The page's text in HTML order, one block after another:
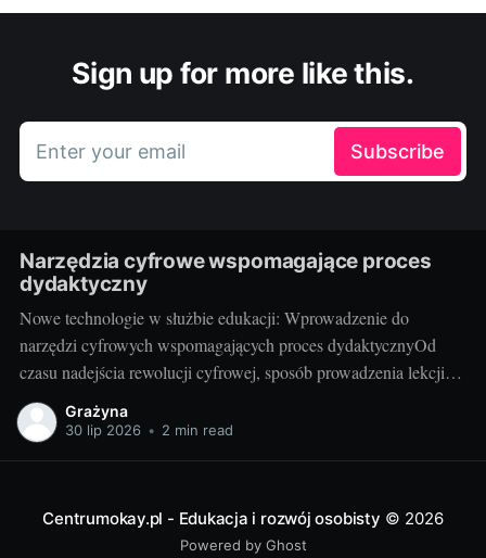
Sign up for more like this.
Enter your email Subscribe
Narzędzia cyfrowe wspomagające proces
dydaktyczny
Nowe technologie w służbie edukacji: Wprowadzenie do
narzędzi cyfrowych wspomagających proces dydaktycznyOd
czasu nadejścia rewolucji cyfrowej, sposób prowadzenia lekcji
przechodzi gwałtowną transformację. Narzędzia cyfrowe, takie
jak programy edukacyjne, aplikacje czy platformy e-learningowe,
swojej oferty dydaktycznej i ułatwiają
Grażyna
30 lip 2026 • 2 min read
Centrumokay.pl - Edukacja i rozwój osobisty © 2026
Powered by Ghost